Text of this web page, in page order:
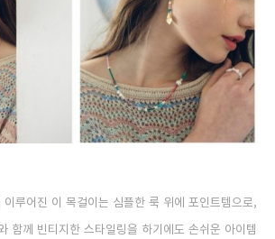
루어진 이 목걸이는 심플한 룩 위에 포인트템으로,
함께 빈티지한 스타일링을 하기에도 손쉬운 아이템